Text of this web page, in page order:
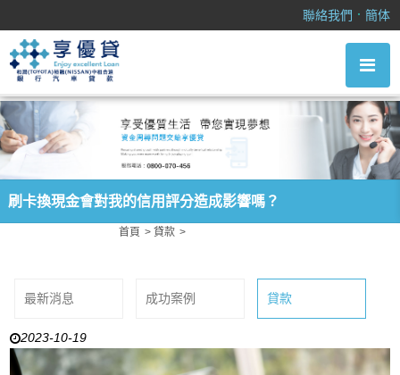
聯絡我們 ． 簡体
刷卡換現金會對我的信用評分造成影響嗎？
首頁 貸款
最新消息 成功案例 貸款
2023-10-19